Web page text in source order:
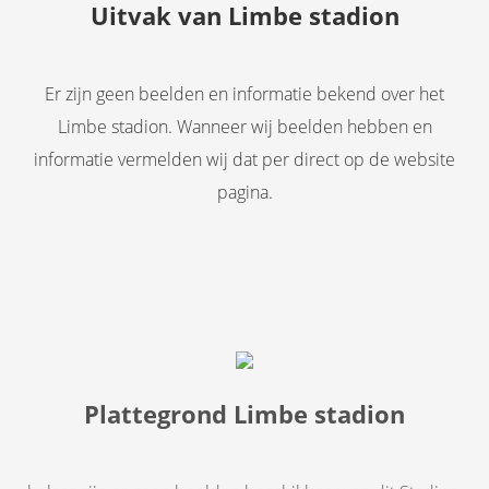
Uitvak van Limbe stadion
Er zijn geen beelden en informatie bekend over het
Limbe stadion. Wanneer wij beelden hebben en
informatie vermelden wij dat per direct op de website
pagina.
Plattegrond Limbe stadion